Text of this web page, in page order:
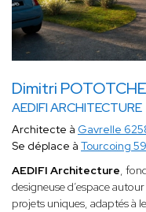
Dimitri
AEDIFI ARCHITECTURE
Architecte à Gavrelle
Se déplace à Tourcoing
AEDIFI Architecture,
designeuse d’espace
projets uniques, adaptés à